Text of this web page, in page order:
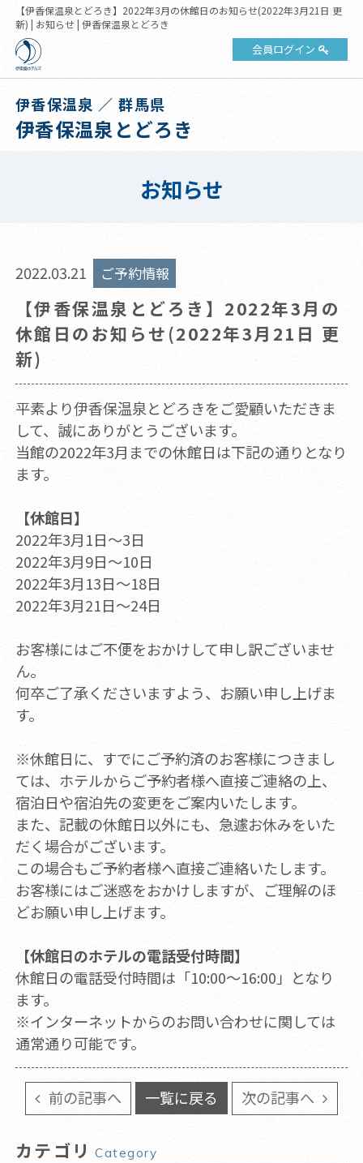
【伊香保温泉とどろき】2022年3月の休館日のお知らせ(2022年3月21日 更
新) | お知らせ | 伊香保温泉とどろき
会員ログイン
伊香保温泉 ／ 群馬県
伊香保温泉とどろき
お知らせ
2022.03.21 ご予約情報
【伊香保温泉とどろき】2022年3月の
休館日のお知らせ(2022年3月21日 更
新)
平素より伊香保温泉とどろきをご愛顧いただきま
して、誠にありがとうございます。
当館の2022年3月までの休館日は下記の通りとなり
ます。
【休館日】
2022年3月1日～3日
2022年3月9日～10日
2022年3月13日～18日
2022年3月21日～24日
お客様にはご不便をおかけして申し訳ございませ
ん。
何卒ご了承くださいますよう、お願い申し上げま
す。
※休館日に、すでにご予約済のお客様につきまし
ては、ホテルからご予約者様へ直接ご連絡の上、
宿泊日や宿泊先の変更をご案内いたします。
また、記載の休館日以外にも、急遽お休みをいた
だく場合がございます。
この場合もご予約者様へ直接ご連絡いたします。
お客様にはご迷惑をおかけしますが、ご理解のほ
どお願い申し上げます。
【休館日のホテルの電話受付時間】
休館日の電話受付時間は「10:00～16:00」となり
ます。
※インターネットからのお問い合わせに関しては
通常通り可能です。
前の記事へ 一覧に戻る 次の記事へ
カテゴリ Category